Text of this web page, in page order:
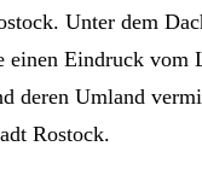
Unter dem
einen Eindruck vom
deren Umland
Rostock.